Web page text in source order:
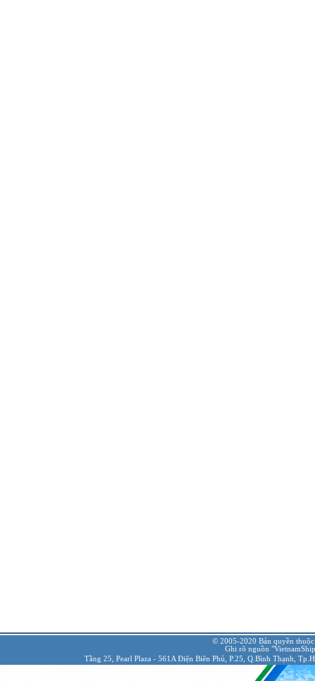
© 2005-2020 Bản quyền
Ghi rõ nguồn
Tầng 25, Pearl Plaza - 561A Điện Biên Phủ, P.25, Q.Bình Thạnh,